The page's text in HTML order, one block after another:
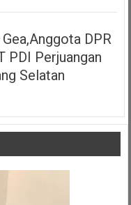
DPR
PDI Perjuangan
Selatan